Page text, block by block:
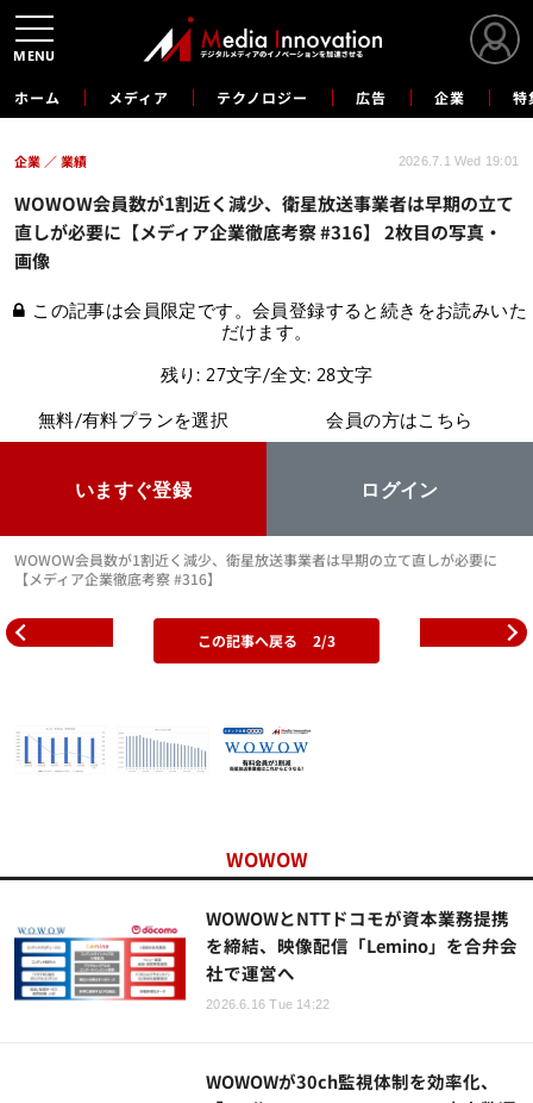
ホーム メディア テクノロジー 広告 企業 特
WOWOW会員数が1割近く減少、衛星放送事業者は早期の立て
直しが必要に【メディア企業徹底考察 #316】 2枚目の写真・
画像
企業 業績 2026.7.1 Wed 19:01
この記事は会員限定です。会員登録すると続きをお読みいた
だけます。
残り: 27文字/全文: 28文字
無料/有料プランを選択
いますぐ登録
会員の方はこちら
ログイン
WOWOW会員数が1割近く減少、衛星放送事業者は早期の立て直しが必要に
【メディア企業徹底考察 #316】
この記事へ戻る 2/3
WOWOW
WOWOWとNTTドコモが資本業務提携
を締結、映像配信「Lemino」を合弁会
社で運営へ
2026.6.16 Tue 14:22
WOWOWが30ch監視体制を効率化、
MENU